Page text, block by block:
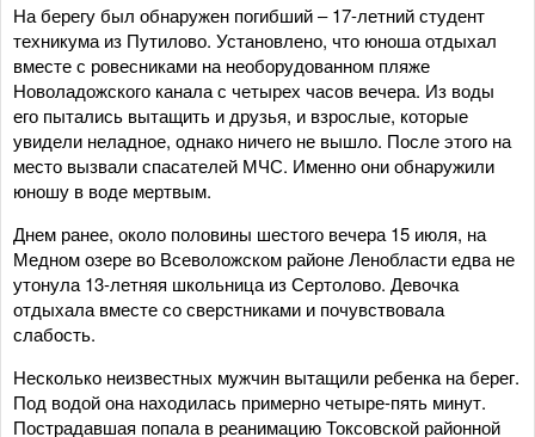
На берегу был обнаружен погибший – 17-летний студент
техникума из Путилово. Установлено, что юноша отдыхал
вместе с ровесниками на необорудованном пляже
Новоладожского канала с четырех часов вечера. Из воды
его пытались вытащить и друзья, и взрослые, которые
увидели неладное, однако ничего не вышло. После этого на
место вызвали спасателей МЧС. Именно они обнаружили
юношу в воде мертвым.
Днем ранее, около половины шестого вечера 15 июля, на
Медном озере во Всеволожском районе Ленобласти едва не
утонула 13-летняя школьница из Сертолово. Девочка
отдыхала вместе со сверстниками и почувствовала
слабость.
Несколько неизвестных мужчин вытащили ребенка на берег.
Под водой она находилась примерно четыре-пять минут.
Пострадавшая попала в реанимацию Токсовской районной